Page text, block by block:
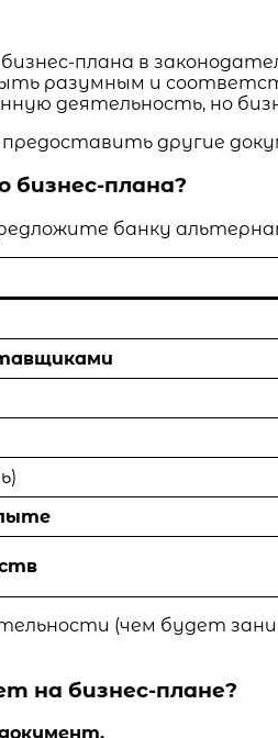
плана в
разумным и
деятельность, но
предоставить другие
плана?
банку
(чем будет
на бизнес-плане?